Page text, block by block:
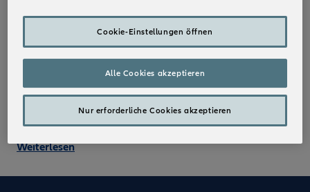
feiert Geburtstag
Jahrhundert Führungskräfteentwicklung erster
Klasse liegt hinter dem Programm und es ist kein
Ende in Sicht. Wie schafft es ein Traineeprogramm
in der schnelllebigen Zeit 50 Jahre am Markt zu
sein? Ganz einfach! Es ist einzigartig.
Weiterlesen
Cookie-Einstellungen öffnen
Nur erforderliche Cookies akzeptieren
Alle Cookies akzeptieren